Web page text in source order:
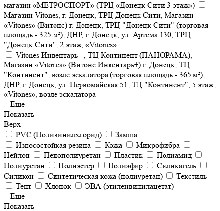
магазин «МЕТРОСПОРТ» (ТРЦ «Донецк Сити 3 этаж»)
Магазин Vitones, г. Донецк, ТРЦ Донецк Сити, Магазин
«Vitones» (Витонс) г. Донецк, ТРЦ "Донецк Сити" (торговая
площадь - 325 м²), ДНР, г. Донецк, ул. Артёма 130, ТРЦ
"Донецк Сити", 2 этаж, «Vitones»
Vitones Инвентарь +, ТЦ Континент (ПАНОРАМА),
Магазин «Vitones» (Витонс Инвентарь+) г. Донецк, ТЦ
"Континент", возле эскалатора (торговая площадь - 365 м²),
ДНР, г. Донецк, ул. Первомайская 51, ТЦ "Континент", 5 этаж,
«Vitones», возле эскалатора
+ Еще
Показать
Верх
PVC (Поливинилхлорид)
Замша
Износостойкая резина
Кожа
Микрофибра
Нейлон
Пенополиуретан Пластик
Полиамид
Полиуретан
Полиэстер Полиэфир
Силикагель
Силикон
Синтетическая кожа (полиуретан)
Текстиль
Тент
Хлопок
ЭВА (этиленвинилацетат)
+ Еще
Показать